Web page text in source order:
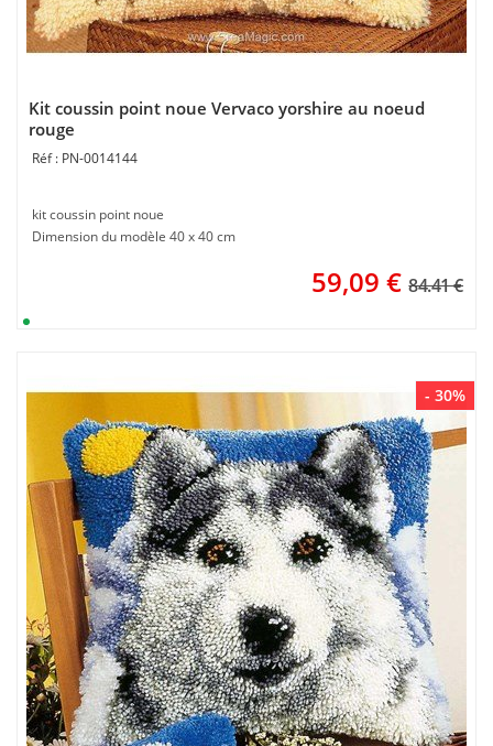
Kit coussin point noue Vervaco yorshire au noeud
rouge
PN-0014144
kit coussin point noue
Dimension du modèle 40 x 40 cm
59,09 € 84.41 €
- 30%